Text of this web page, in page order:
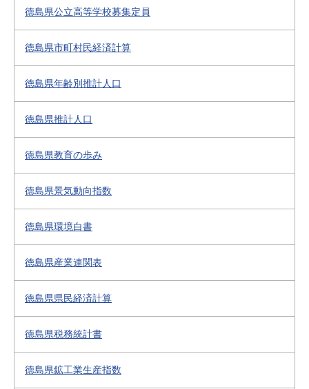
徳島県公立高等学校募集定員
徳島県市町村民経済計算
徳島県年齢別推計人口
徳島県推計人口
徳島県教育の歩み
徳島県景気動向指数
徳島県環境白書
徳島県産業連関表
徳島県県民経済計算
徳島県税務統計書
徳島県鉱工業生産指数